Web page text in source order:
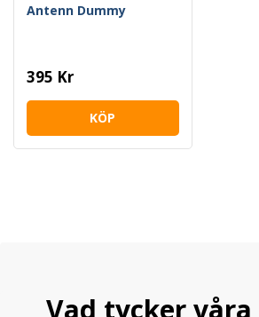
Antenn Dummy
395 Kr
KÖP
Vad tycker